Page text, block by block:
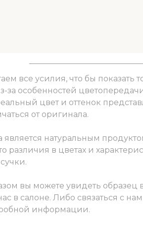
все усилия, что бы показать
за особенностей
цвет и оттенок
от оригинала.
натуральным
различия в цветах и
вы можете увидеть образец
в салоне. Либо связаться с
информации.